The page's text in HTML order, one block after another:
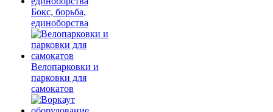
Бокс, борьба,
единоборства
Велопарковки и
парковки для
самокатов